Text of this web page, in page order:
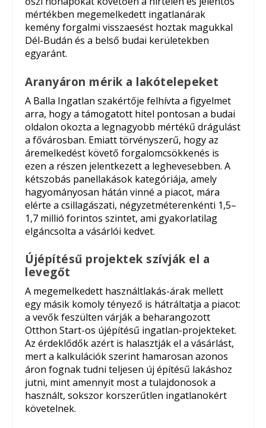
mértékben megemelkedett ingatlanárak
kemény forgalmi visszaesést hoztak magukkal
Dél-Budán és a belső budai kerületekben
egyaránt.
Aranyáron mérik a lakótelepeket
A Balla Ingatlan szakértője felhívta a figyelmet
arra, hogy a támogatott hitel pontosan a budai
oldalon okozta a legnagyobb mértékű drágulást
a fővárosban. Emiatt törvényszerű, hogy az
áremelkedést követő forgalomcsökkenés is
ezen a részen jelentkezett a leghevesebben. A
kétszobás panellakások kategóriája, amely
hagyományosan hátán vinné a piacot, mára
elérte a csillagászati, négyzetméterenkénti 1,5–
1,7 millió forintos szintet, ami gyakorlatilag
elgáncsolta a vásárlói kedvet.
Újépítésű projektek szívják el a
levegőt
A megemelkedett használtlakás-árak mellett
egy másik komoly tényező is hátráltatja a piacot:
a vevők feszülten várják a beharangozott
Otthon Start-os újépítésű ingatlan-projekteket.
Az érdeklődők azért is halasztják el a vásárlást,
mert a kalkulációk szerint hamarosan azonos
áron fognak tudni teljesen új építésű lakáshoz
jutni, mint amennyit most a tulajdonosok a
használt, sokszor korszerűtlen ingatlanokért
követelnek.